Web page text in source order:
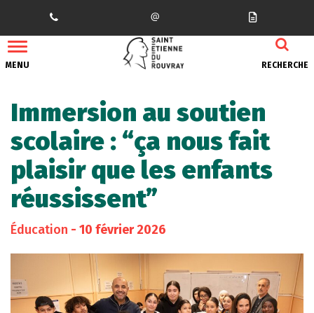
MENU RECHERCHE
Immersion au soutien
scolaire : “ça nous fait
plaisir que les enfants
réussissent”
Éducation - 10 février 2026